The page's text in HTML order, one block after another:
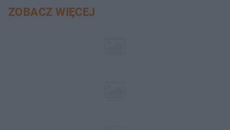
ZOBACZ WIĘCEJ